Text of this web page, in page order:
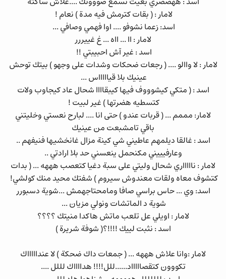
لامار : ( بقات كترمش فيه مدة ) نعام !
اسد: زعما نشوفو .... اوا فهمي وصافي ...
لامار : اا ... ااه ... غ غييررر
اسد : غير آش احبيبتي !!
لامار : لا واالو .... ( رجعات ضحكات وشدات على وجهو ) بيتك توحش
عينيك بلا قياااااس ...
اسد : ( متكي كيشوووف فيها كيبقاااا شحال عاد كيجاوب ولات
كتسطيه هضرتها ) غير لبيت !
لامار: مممم ... ( قربات عندو ) حتى انا .... لبارح نعستي وخليتني
باقي تامشبعت من عينيك
اسد : غالقا ديلمهم عاطيني شي كينة مزال غانخشيها فنيفهم ..
وعارفيييني مكنحمل ينعسني حد بلا ارادتي ..
لامار : ناااااري شحال وليتي على سبة دغيا كتعصب هههه ... ( بدات
كتشوف معاه ولقات معندوش سيروم ) شفتك محيد منك كولشي!
اسد: وي ... حاس براسي صافا ومامحتاجهمش ...شوية دسبورر
شوية د الماتشات ونولي مزيان ...
لامار : اويلي عل تلعب ماتش هاكدا منيتك ؟؟؟؟
اسد : نثبت لييك !!!!؟( شوفة شريرة )
لامار :وانا علاش هههه ... ( جمعات داك ضحكة ) لا عنداااااك
تكووون كتقصاااااد......للل!!!! هدااااك لللل ....